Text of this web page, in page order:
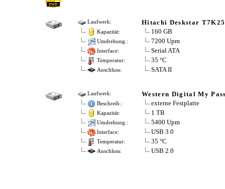
Laufwerk: Hitachi Deskstar
Kapazität: 160 GB
Umdrehung.: 7200 Upm
Interface: Serial ATA
Temperatur: 35 °C
Anschluss: SATA II
Laufwerk: Western Digital My
Beschreib.: externe Festplatte
Kapazität: 1 TB
Umdrehung.: 5400 Upm
Interface: USB 3.0
Temperatur: 35 °C
Anschluss: USB 2.0